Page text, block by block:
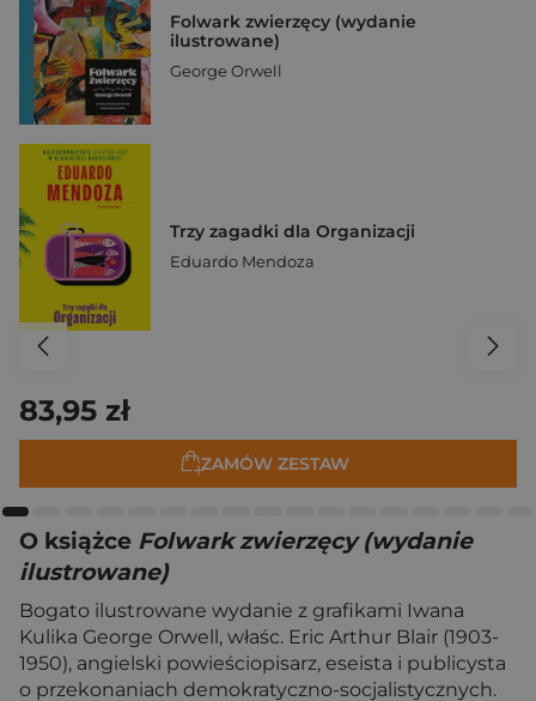
Folwark zwierzęcy (wydanie
ilustrowane)
George Orwell
Trzy zagadki dla Organizacji
Eduardo Mendoza
83,95 zł
ZAMÓW ZESTAW
O książce Folwark zwierzęcy (wydanie
ilustrowane)
Bogato ilustrowane wydanie z grafikami Iwana
Kulika George Orwell, właśc. Eric Arthur Blair (1903-
1950), angielski powieściopisarz, eseista i publicysta
o przekonaniach demokratyczno-socjalistycznych.